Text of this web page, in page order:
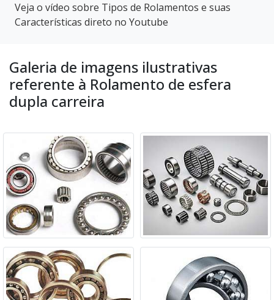
Veja o vídeo sobre Tipos de Rolamentos e suas
Características direto no Youtube
Galeria de imagens ilustrativas
referente à Rolamento de esfera
dupla carreira